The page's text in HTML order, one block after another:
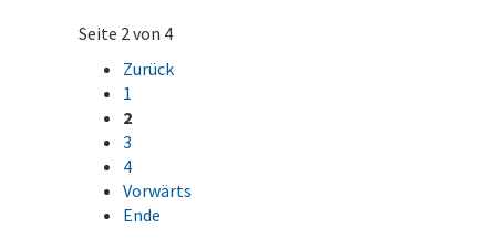
Seite 2 von 4
Zurück
1
2
3
4
Vorwärts
Ende